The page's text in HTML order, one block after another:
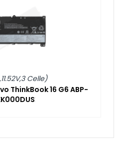
Celle)
ThinkBook 16 G6 ABP-